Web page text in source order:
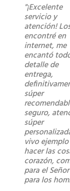
"¡Excelente
servicio y
atención!
encontré en
internet, me
encantó
detalle de
entrega,
súper
seguro,
súper
vivo
hacer las
corazón,
para el
para los